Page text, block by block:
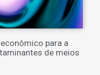
para a
de meios